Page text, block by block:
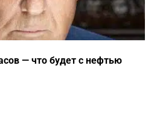
— что будет с нефтью